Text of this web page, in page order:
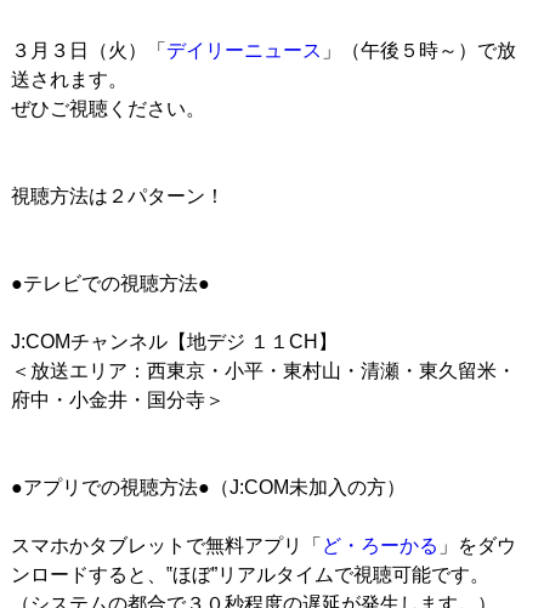
３月３日（火）「 デイリーニュース 」（午後５時～）で放
送されます。
ぜひご視聴ください。
視聴方法は２パターン！
●テレビでの視聴方法●
J:COMチャンネル【地デジ １１CH】
＜放送エリア：西東京・小平・東村山・清瀬・東久留米・
府中・小金井・国分寺＞
●アプリでの視聴方法●（J:COM未加入の方）
スマホかタブレットで無料アプリ「 ど・ろーかる 」をダウ
ンロードすると、‟ほぼ”リアルタイムで視聴可能です。
（システムの都合で３０秒程度の遅延が発生します。）